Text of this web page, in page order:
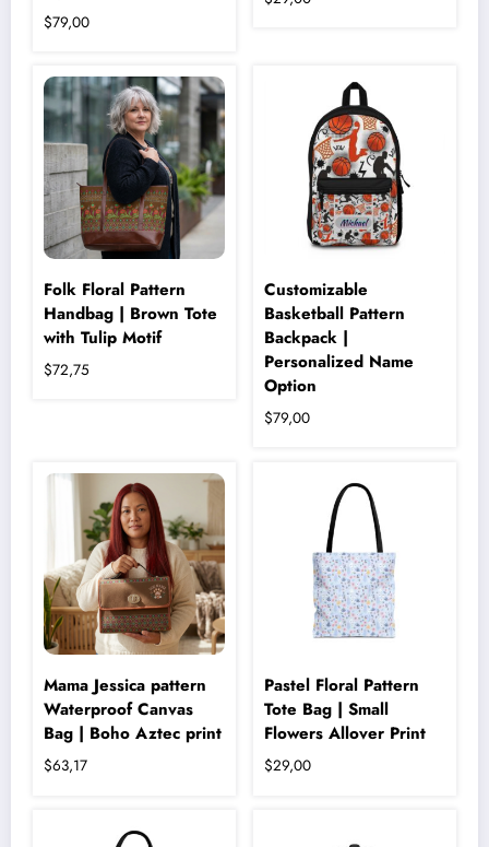
$79,00
Folk Floral Pattern
Handbag | Brown Tote
with Tulip Motif
$72,75
varyasyonu
Seçenekler
sayfasından
seçilebilir
Customizable
Basketball Pattern
Backpack |
Personalized Name
Option
$79,00
Mama Jessica pattern
Waterproof Canvas
Bag | Boho Aztec print
$63,17
Pastel Floral Pattern
Tote Bag | Small
Flowers Allover Print
$29,00